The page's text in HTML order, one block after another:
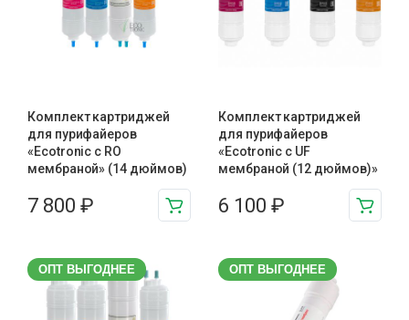
Комплект картриджей
для пурифайеров
«Ecotronic с RO
мембраной» (14 дюймов)
7 800 ₽
Комплект картриджей
для пурифайеров
«Ecotronic с UF
мембраной (12 дюймов)»
6 100 ₽
ОПТ ВЫГОДНЕЕ ОПТ ВЫГОДНЕЕ